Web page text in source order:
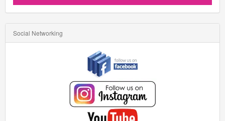
Social Networking